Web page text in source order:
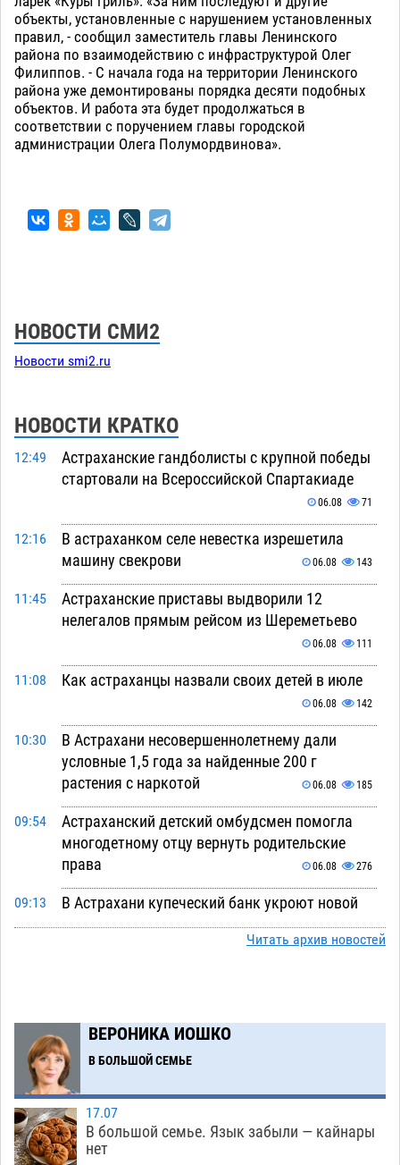
объекты, установленные с нарушением установленных
правил, - сообщил заместитель главы Ленинского
района по взаимодействию с инфраструктурой Олег
Филиппов. - С начала года на территории Ленинского
района уже демонтированы порядка десяти подобных
объектов. И работа эта будет продолжаться в
соответствии с поручением главы городской
администрации Олега Полумордвинова».
НОВОСТИ СМИ2
Новости smi2.ru
НОВОСТИ КРАТКО
12:49
Астраханские гандболисты с крупной победы
стартовали на Всероссийской Спартакиаде
06.08 71
12:16
В астраханком селе невестка изрешетила
машину свекрови
06.08 143
11:45
Астраханские приставы выдворили 12
нелегалов прямым рейсом из Шереметьево
06.08 111
11:08 Как астраханцы назвали своих детей в июле
06.08 142
10:30
В Астрахани несовершеннолетнему дали
условные 1,5 года за найденные 200 г
растения с наркотой
06.08 185
09:54
Астраханский детский омбудсмен помогла
многодетному отцу вернуть родительские
права
06.08 276
09:13
В Астрахани купеческий банк укроют новой
крышей за шестнадцать миллионов
06.08 300
07:38
Арендатор заплатит миллионы за порчу
солью астраханских сельхозугодий
20:27
Завтра погода вновь заставит астраханцев
жариться
Читать архив новостей
ВЕРОНИКА ИОШКО
В БОЛЬШОЙ СЕМЬЕ
17.07
В большой семье. Язык забыли — кайнары
нет